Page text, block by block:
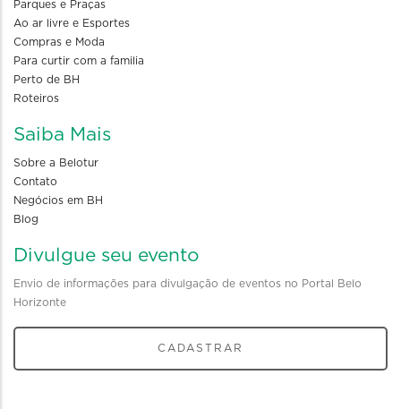
Parques e Praças
Ao ar livre e Esportes
Compras e Moda
Para curtir com a familia
Perto de BH
Roteiros
Saiba Mais
Sobre a Belotur
Contato
Negócios em BH
Blog
Divulgue seu evento
Envio de informações para divulgação de eventos no Portal Belo
Horizonte
CADASTRAR